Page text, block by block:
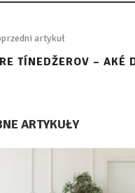
artykuł
TÍNEDŽEROV – AKÉ
ARTYKUŁY